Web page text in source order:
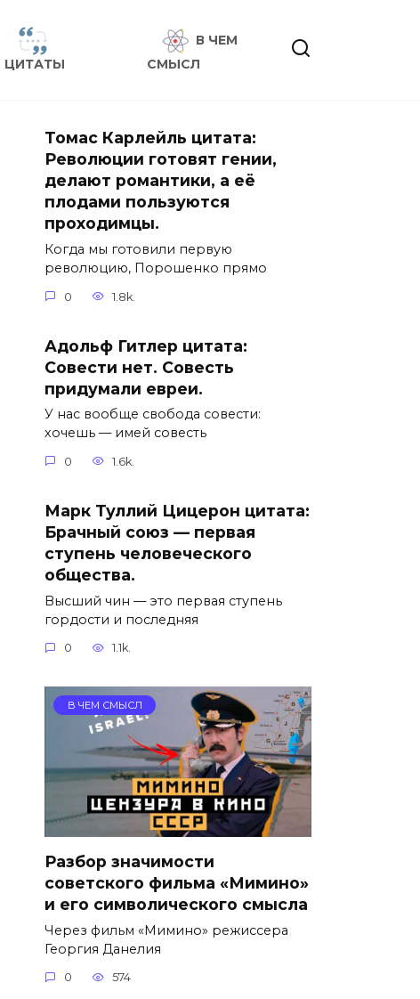
ЦИТАТЫ
В ЧЕМ
СМЫСЛ
Томас Карлейль цитата:
Революции готовят гении,
делают романтики, а её
плодами пользуются
проходимцы.
Когда мы готовили первую
революцию, Порошенко прямо
0 1.8k.
Адольф Гитлер цитата:
Совести нет. Совесть
придумали евреи.
У нас вообще свобода совести:
хочешь — имей совесть
0 1.6k.
Марк Туллий Цицерон цитата:
Брачный союз — первая
ступень человеческого
общества.
Высший чин — это первая ступень
гордости и последняя
0 1.1k.
В ЧЕМ СМЫСЛ
Разбор значимости
советского фильма «Мимино»
и его символического смысла
Через фильм «Мимино» режиссера
Георгия Данелия
0 574